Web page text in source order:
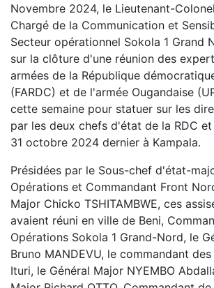
Novembre 2024, le Lieutenant-
Chargé de la Communication et
Secteur opérationnel Sokola 1 Grand
sur la clôture d'une réunion des
armées de la République
(FARDC) et de l'armée Ougandaise
cette semaine pour statuer sur les
par les deux chefs d'état de la RDC
31 octobre 2024 dernier à Kampala.
Présidées par le Sous-chef d'état-
Opérations et Commandant Front
Major Chicko TSHITAMBWE, ces
avaient réuni en ville de Beni,
Opérations Sokola 1 Grand-Nord, le
Bruno MANDEVU, le commandant
Ituri, le Général Major NYEMBO